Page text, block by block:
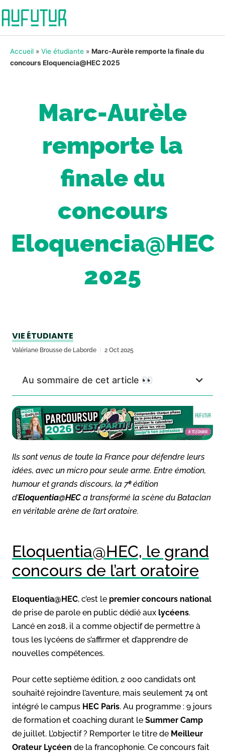
Accueil » Vie étudiante » Marc-Aurèle remporte la finale du
concours Eloquencia@HEC 2025
Marc-Aurèle
remporte la
finale du
concours
Eloquencia@HEC
2025
VIE ÉTUDIANTE
Valériane Brousse de Laborde 2 Oct 2025
Au sommaire de cet article 👀
Ils sont venus de toute la France pour défendre leurs
idées, avec un micro pour seule arme. Entre émotion,
humour et grands discours, la 7ᵉ édition
d’Eloquentia@HEC a transformé la scène du Bataclan
en véritable arène de l’art oratoire.
Eloquentia@HEC, le grand
concours de l’art oratoire
Eloquentia@HEC, c’est le premier concours national
de prise de parole en public dédié aux lycéens.
Lancé en 2018, il a comme objectif de permettre à
tous les lycéens de s’affirmer et d’apprendre de
nouvelles compétences.
Pour cette septième édition, 2 000 candidats ont
souhaité rejoindre l’aventure, mais seulement 74 ont
intégré le campus HEC Paris. Au programme : 9 jours
de formation et coaching durant le Summer Camp
de juillet. L’objectif ? Remporter le titre de Meilleur
Orateur Lycéen de la francophonie. Ce concours fait